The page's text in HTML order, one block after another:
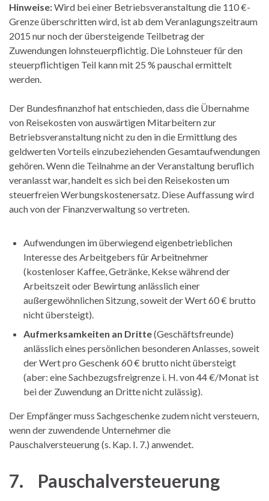
Hinweise:Wird bei einer Betriebsveranstaltung die 110 €-
Grenze überschritten wird, ist ab dem Veranlagungszeitraum
2015 nur noch der übersteigende Teilbetrag der
Zuwendungen lohnsteuerpflichtig. Die Lohnsteuer für den
steuerpflichtigen Teil kann mit 25 % pauschal ermittelt
werden.
Der Bundesfinanzhof hat entschieden, dass die Übernahme
von Reisekosten von auswärtigen Mitarbeitern zur
Betriebsveranstaltung nicht zu den in die Ermittlung des
geldwerten Vorteils einzubeziehenden Gesamtaufwendungen
gehören. Wenn die Teilnahme an der Veranstaltung beruflich
veranlasst war, handelt es sich bei den Reisekosten um
steuerfreien Werbungskostenersatz. Diese Auffassung wird
auch von der Finanzverwaltung so vertreten.
Aufwendungen im überwiegend eigenbetrieblichen
Interesse des Arbeitgebers für Arbeitnehmer
(kostenloser Kaffee, Getränke, Kekse während der
Arbeitszeit oder Bewirtung anlässlich einer
außergewöhnlichen Sitzung, soweit der Wert 60 € brutto
nicht übersteigt).
Aufmerksamkeiten an Dritte(Geschäftsfreunde)
anlässlich eines persönlichen besonderen Anlasses, soweit
der Wert pro Geschenk 60 € brutto nicht übersteigt
(aber: eine Sachbezugsfreigrenze i. H. von 44 €/Monat ist
bei der Zuwendung an Dritte nicht zulässig).
Der Empfänger muss Sachgeschenke zudem nicht versteuern,
wenn der zuwendende Unternehmer die
Pauschalversteuerung (s. Kap. I. 7.) anwendet.
7. Pauschalversteuerung